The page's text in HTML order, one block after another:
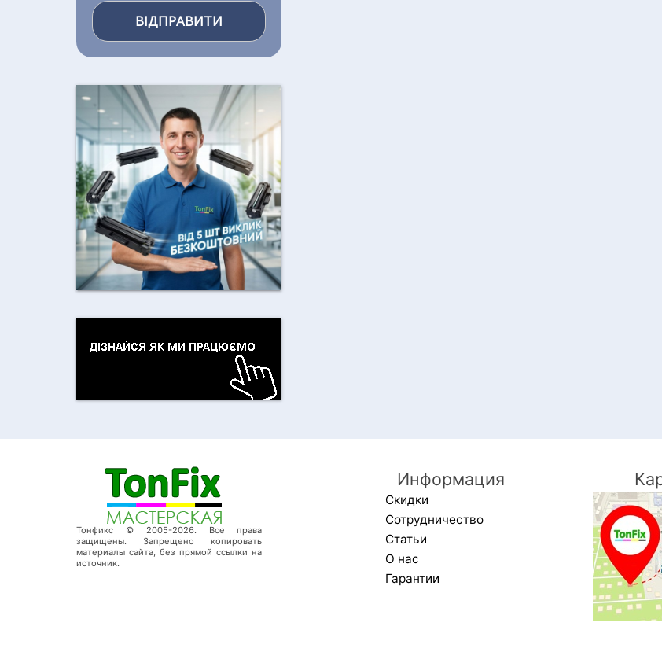
ВІДПРАВИТИ
Тонфикс © 2005-2026. Все права
защищены. Запрещено копировать
материалы сайта, без прямой ссылки на
источник.
Информация
Скидки
Сотрудничество
Статьи
О нас
Гарантии